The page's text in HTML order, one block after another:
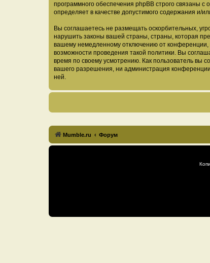
программного обеспечения phpBB строго связаны
определяет в качестве допустимого содержания и/
Вы соглашаетесь не размещать оскорбительных,
нарушить законы вашей страны, страны, которая
вашему немедленному отключению от конференции,
возможности проведения такой политики. Вы
время по своему усмотрению. Как пользователь вы
вашего разрешения, ни администрация
ней.
Mumble.ru Форум